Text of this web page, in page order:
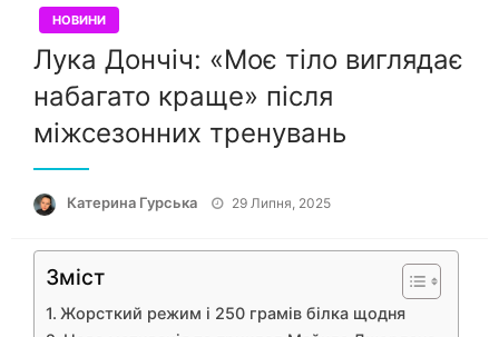
НОВИНИ
Лука Дончіч: «Моє тіло виглядає
набагато краще» після
міжсезонних тренувань
Катерина Гурська Опубліковано
29 Липня, 2025
Зміст
Жорсткий режим і 250 грамів білка щодня